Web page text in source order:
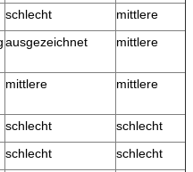
schlecht
mittlere
ausgezeichnet mittlere
mittlere mittlere
schlecht
schlecht
schlecht
schlecht